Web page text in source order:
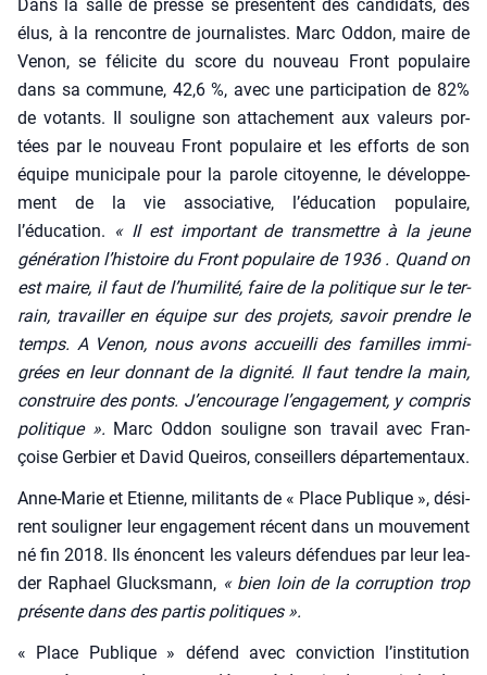
Dans la salle de presse se pré­sentent des can­di­dats, des
élus, à la ren­contre de jour­na­listes. Marc Oddon, maire de
Venon, se féli­cite du score du nou­veau Front popu­laire
dans sa com­mune, 42,6 %, avec une par­ti­ci­pa­tion de 82%
de votants. Il sou­ligne son atta­che­ment aux valeurs por­
tées par le nou­veau Front popu­laire et les efforts de son
équipe muni­ci­pale pour la parole citoyenne, le déve­lop­pe­
ment de la vie asso­cia­tive, l’éducation popu­laire,
l’éducation. « Il est impor­tant de trans­mettre à la jeune
géné­ra­tion l’histoire du Front popu­laire de 1936 . Quand on
est maire, il faut de l’humilité, faire de la poli­tique sur le ter­
rain, tra­vailler en équipe sur des pro­jets, savoir prendre le
temps. A Venon, nous avons accueilli des familles immi­
grées en leur don­nant de la digni­té. Il faut tendre la main,
construire des ponts. J’encourage l’engagement, y com­pris
poli­tique ». Marc Oddon sou­ligne son tra­vail avec Fran­
çoise Ger­bier et David Quei­ros, conseillers dépar­te­men­taux.
Anne-Marie et Etienne, mili­tants de « Place Publique », dési­
rent sou­li­gner leur enga­ge­ment récent dans un mou­ve­ment
né fin 2018. Ils énoncent les valeurs défen­dues par leur lea­
der Raphael Glucks­mann, « bien loin de la cor­rup­tion trop
pré­sente dans des par­tis poli­tiques ».
« Place Publique » défend avec convic­tion l’institution